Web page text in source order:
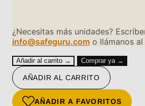
¿Necesitas más unidades?
info@safeguru.com o llámanos al
Añadir al carrito → Comprar ya →
AÑADIR AL CARRITO
AÑADIR A FAVORITOS